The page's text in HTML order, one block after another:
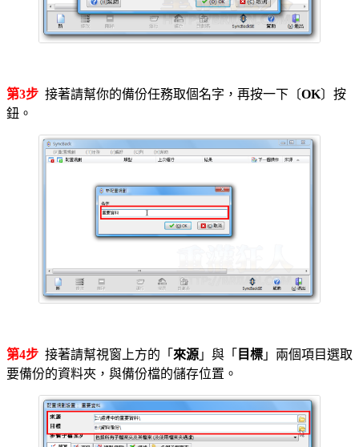
第3步 接著請幫你的備份任務取個名字，再按一下〔OK〕按
鈕。
第4步 接著請幫視窗上方的「 來源 」與「 目標 」兩個項目選取
要備份的資料夾，與備份檔的儲存位置。